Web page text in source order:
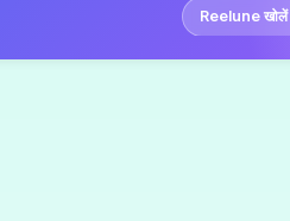
Reelune